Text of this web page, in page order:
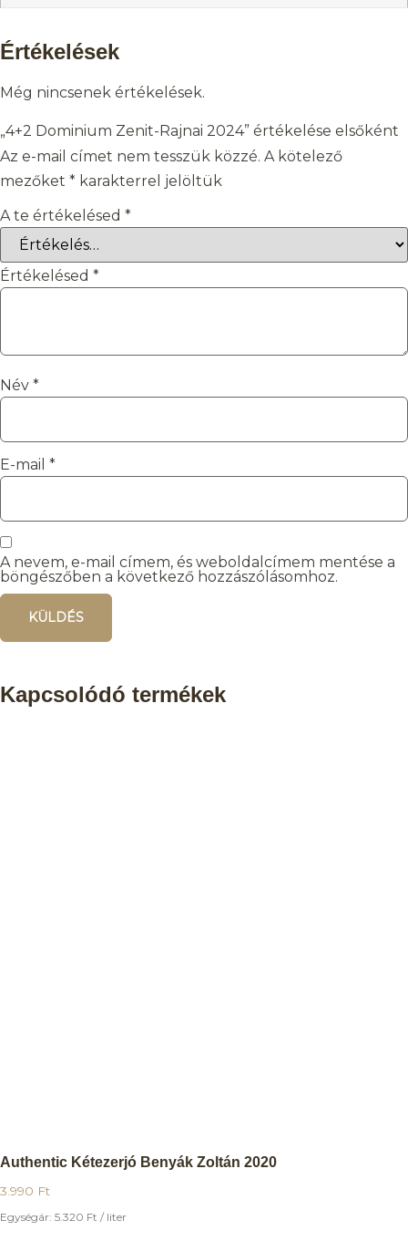
Értékelések
Még nincsenek értékelések.
„4+2 Dominium Zenit-Rajnai 2024” értékelése elsőként
Az e-mail címet nem tesszük közzé. A kötelező
mezőket * karakterrel jelöltük
A te értékelésed *
Értékelésed *
Név *
E-mail *
A nevem, e-mail címem, és weboldalcímem mentése a
böngészőben a következő hozzászólásomhoz.
Kapcsolódó termékek
Authentic Kétezerjó Benyák Zoltán 2020
3.990 Ft
Egységár: 5.320 Ft / liter